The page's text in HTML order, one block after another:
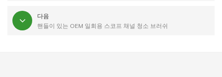
다음
핸들이 있는 OEM 일회용 스코프 채널 청소 브러쉬